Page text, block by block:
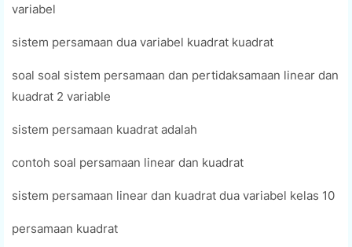
variabel
sistem persamaan dua variabel kuadrat kuadrat
soal soal sistem persamaan dan pertidaksamaan linear dan
kuadrat 2 variable
sistem persamaan kuadrat adalah
contoh soal persamaan linear dan kuadrat
sistem persamaan linear dan kuadrat dua variabel kelas 10
persamaan kuadrat